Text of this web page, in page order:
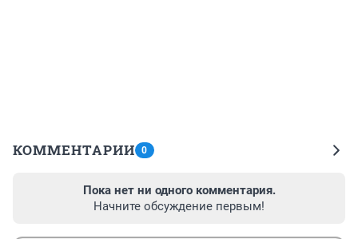
КОММЕНТАРИИ 0
Пока нет ни одного комментария.
Начните обсуждение первым!